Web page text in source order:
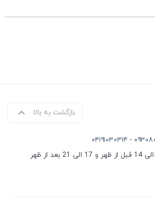
بازگشت به بالا
- ۰۴۱۹۱۰۳۰۳۱۴
شنبه تا پنج شنبه ، از ساعت 10 الی 14 قبل از ظهر و 17 الی 21 بعد از ظهر